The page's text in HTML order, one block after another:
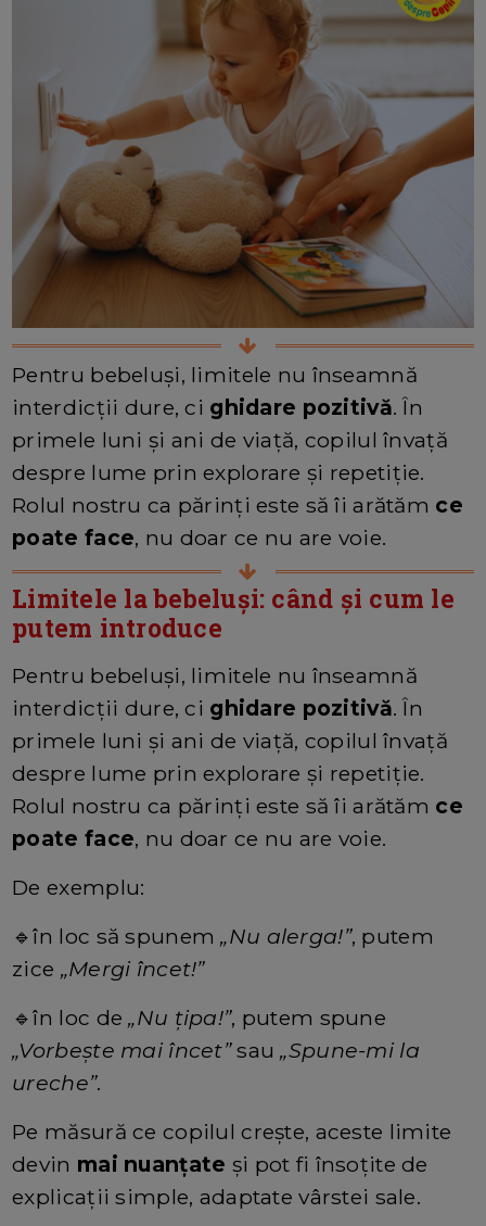
Pentru bebeluși, limitele nu înseamnă
interdicții dure, ci ghidare pozitivă. În
primele luni și ani de viață, copilul învață
despre lume prin explorare și repetiție.
Rolul nostru ca părinți este să îi arătăm ce
poate face, nu doar ce nu are voie.
Limitele la bebeluși: când și cum le
putem introduce
Pentru bebeluși, limitele nu înseamnă
interdicții dure, ci ghidare pozitivă. În
primele luni și ani de viață, copilul învață
despre lume prin explorare și repetiție.
Rolul nostru ca părinți este să îi arătăm ce
poate face, nu doar ce nu are voie.
De exemplu:
🔹în loc să spunem„Nu alerga!”, putem
zice „Mergi încet!”
🔹în loc de„Nu țipa!”, putem spune
„Vorbește mai încet”sau„Spune-mi la
ureche”.
Pe măsură ce copilul crește, aceste limite
devin mai nuanțate și pot fi însoțite de
explicații simple, adaptate vârstei sale.